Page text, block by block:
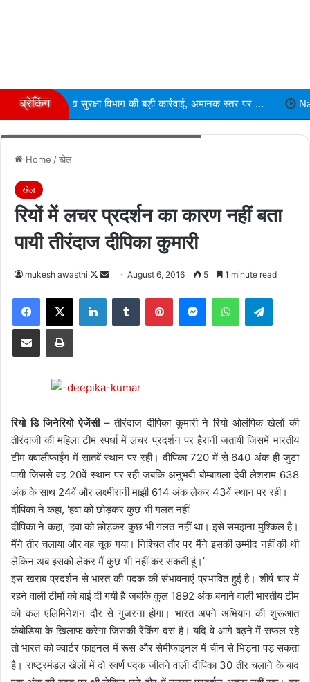
ब्रेकिंग
विभाग की बड़ी कार्रवाई, अमानक स्तर पर ... Narmdapuram
Home /खेल
खेल
रियों में लचर प्रदर्शन का कारण नहीं बता
पायी तीरंदाज दीपिका कुमारी
mukesh awasthi
Follow
Send
email
August 6, 2016 5 1 minute read
Facebook
X LinkedInTumblr PinterestMessengerWhatsApp
Share via Email Print
रियो डि जिनेरियो ऐजेंसी– तीरंदाज दीपिका कुमारी ने रियो ओलंपिक खेलों की
तीरंदाजी की महिला टीम स्पर्धा में लचर प्रदर्शन पर हैरानी जतायी जिसमें भारतीय
टीम क्वालीफाईंग में सातवें स्थान पर रही। दीपिका 720 में से 640 अंक ही जुटा
पायी जिससे वह 20वें स्थान पर रही जबकि अनुभवी बोम्बायला देवी लेशराम 638
अंक के साथ 24वें और लक्ष्मीरानी माझी 614 अंक लेकर 43वें स्थान पर रही।
दीपिका ने कहा, ‘हवा को छोड़कर कुछ भी गलत नहीं
दीपिका ने कहा, ‘हवा को छोड़कर कुछ भी गलत नहीं था। इसे समझना मुश्किल है।
मैंने तीर चलाया और वह चूक गया। निश्चित तौर पर मैंने इसकी उम्मीद नहीं की थी
लेकिन अब इसको लेकर मैं कुछ भी नहीं कर सकती हूं।’
इस खराब प्रदर्शन से भारत की पदक की संभावनाएं प्रभावित हुई है। शीर्ष चार में
रहने वाली टीमों को बाई दी गयी है जबकि कुल 1892 अंक बनाने वाली भारतीय टीम
को कल एलिमिनेशन दौर से गुजरना होगा। भारत अपने अभियान की शुरूआत
कंबोडिया के खिलाफ करेगा जिसकी रैंकिंग दस है। यदि वे आगे बढ़ने में सफल रहे
तो भारत को क्वार्टर फाइनल में रूस और सेमीफाइनल में चीन से भिड़ना पड़ सकता
है। राष्ट्रमंडल खेलों में दो स्वर्ण पदक जीतने वाली दीपिका 30 तीर चलाने के बाद